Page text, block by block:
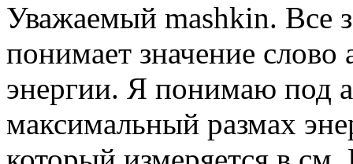
Уважаемый mashkin. Все
понимает значение
энергии. Я понимаю под
максимальный размах